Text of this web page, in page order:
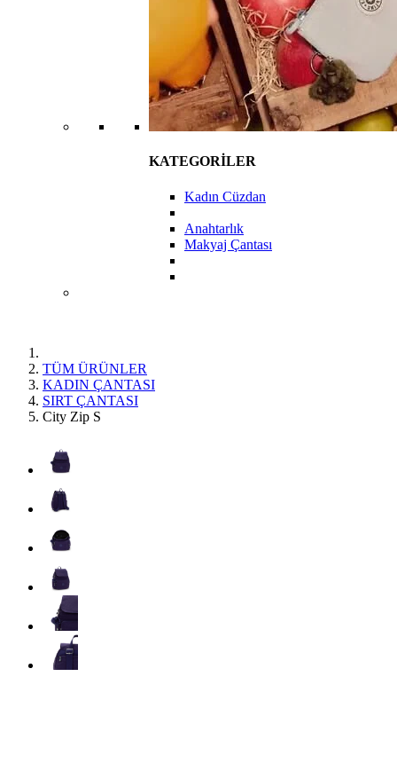
KATEGORİLER
Kadın Cüzdan
Anahtarlık
Makyaj Çantası
TÜM ÜRÜNLER
KADIN ÇANTASI
SIRT ÇANTASI
City Zip S